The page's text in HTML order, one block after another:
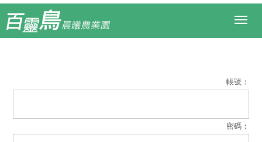
Toggle
帳號：
密碼：